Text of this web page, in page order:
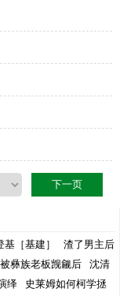
下一页
［基建］
渣了男主后
被彝族老板觊觎后
沈清
绎 史莱姆如何柯学拯